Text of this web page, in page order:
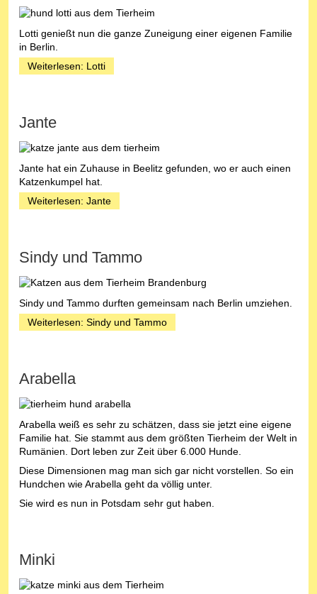
Lotti genießt nun die ganze Zuneigung einer eigenen Familie
in Berlin.
Weiterlesen: Lotti
Jante
Jante hat ein Zuhause in Beelitz gefunden, wo er auch einen
Katzenkumpel hat.
Weiterlesen: Jante
Sindy und Tammo
Sindy und Tammo durften gemeinsam nach Berlin umziehen.
Weiterlesen: Sindy und Tammo
Arabella
Arabella weiß es sehr zu schätzen, dass sie jetzt eine eigene
Familie hat. Sie stammt aus dem größten Tierheim der Welt in
Rumänien. Dort leben zur Zeit über 6.000 Hunde.
Diese Dimensionen mag man sich gar nicht vorstellen. So ein
Hundchen wie Arabella geht da völlig unter.
Sie wird es nun in Potsdam sehr gut haben.
Minki